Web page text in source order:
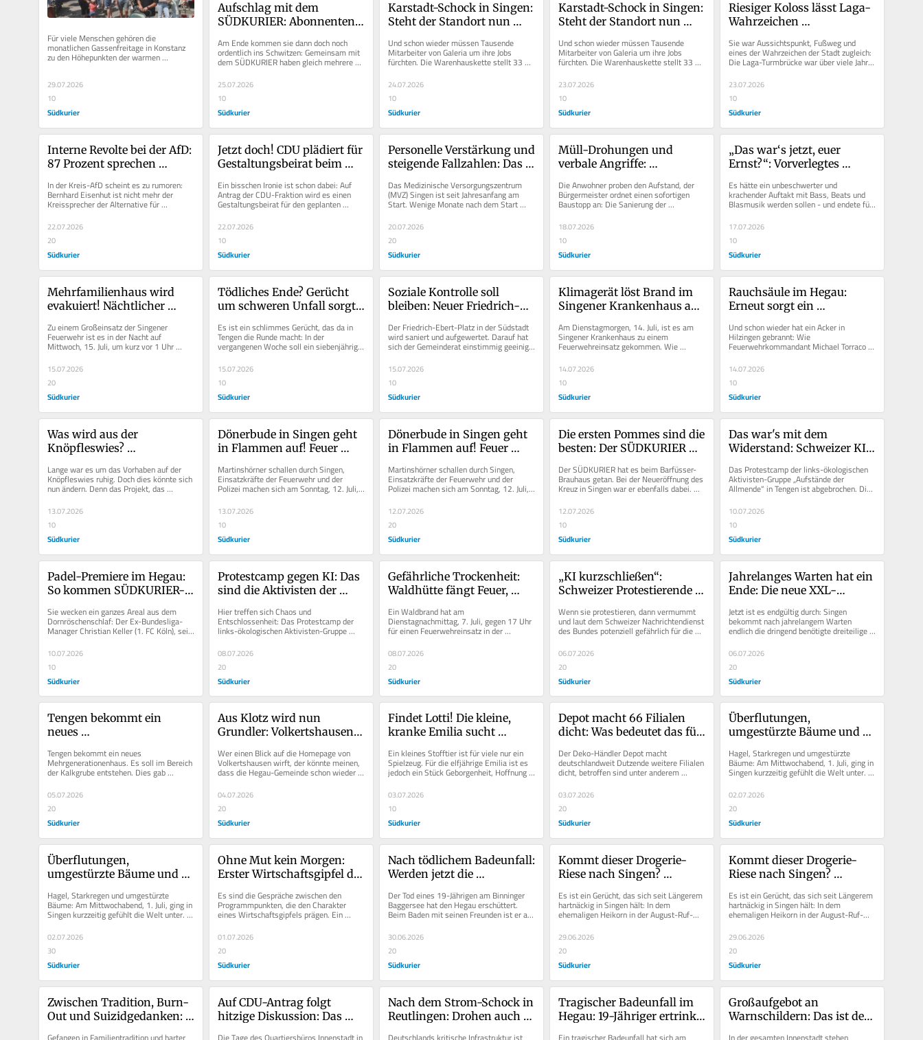
Für viele Menschen gehören die
monatlichen Gassenfreitage in Konstanz
zu den Höhepunkten der warmen
Jahreszeit. Für ein paar wenige
29.07.2026
10
Südkurier
Aufschlag mit dem
SÜDKURIER: Abonnenten
in die erste Padel-Anlage
im Hegau
Am Ende kommen sie dann doch noch
ordentlich ins Schwitzen: Gemeinsam mit
dem SÜDKURIER haben gleich mehrere
Abonnenten im Rahmen der Aktion „Der...
25.07.2026
10
Südkurier
Karstadt-Schock in Singen:
Steht der Standort nun
Und schon wieder müssen Tausende
Mitarbeiter von Galeria um ihre Jobs
fürchten. Die Warenhauskette stellt 33
24.07.2026
10
Südkurier
Karstadt-Schock in Singen:
Steht der Standort nun
Und schon wieder müssen Tausende
Mitarbeiter von Galeria um ihre Jobs
fürchten. Die Warenhauskette stellt 33
23.07.2026
10
Südkurier
Riesiger Koloss lässt Laga-
Wahrzeichen
Turmbrücke ist nun
Geschichte
Sie war Aussichtspunkt, Fußweg und
eines der Wahrzeichen der Stadt zugleich:
Die Laga-Turmbrücke war über viele Jahre
hinweg eine markante...
23.07.2026
10
Südkurier
Interne Revolte bei der AfD:
87 Prozent sprechen
Misstrauen aus
In der Kreis-AfD scheint es zu rumoren:
Bernhard Eisenhut ist nicht mehr der
Kreissprecher der Alternative für
Deutschland. Auf einem Kreisparteitag...
22.07.2026
20
Südkurier
Jetzt doch! CDU plädiert für
Gestaltungsbeirat beim
Klinikprojekt
Ein bisschen Ironie ist schon dabei: Auf
Antrag der CDU-Fraktion wird es einen
Gestaltungsbeirat für den geplanten
Neubau des Krankenhauses in Singen...
22.07.2026
10
Südkurier
Personelle Verstärkung und
steigende Fallzahlen: Das
Halbjahres-Erfolg
Das Medizinische Versorgungszentrum
(MVZ) Singen ist seit Jahresanfang am
Start. Wenige Monate nach dem Start
ziehen die Verantwortlichen eine...
20.07.2026
20
Südkurier
Müll-Drohungen und
verbale Angriffe:
Baumaßnahmen im Hegau
Die Anwohner proben den Aufstand, der
Bürgermeister ordnet einen sofortigen
Baustopp an: Die Sanierung der
Körbelstraße in Büßlingen, also der...
18.07.2026
10
Südkurier
„Das war‘s jetzt, euer
Ernst?“: Vorverlegtes
Frust bei Besuchern
Es hätte ein unbeschwerter und
krachender Auftakt mit Bass, Beats und
Blasmusik werden sollen - und endete für
17.07.2026
10
Südkurier
Mehrfamilienhaus wird
evakuiert! Nächtlicher
200.000 Euro Schaden an
Zu einem Großeinsatz der Singener
Feuerwehr ist es in der Nacht auf
Mittwoch, 15. Juli, um kurz vor 1 Uhr
gekommen. Wie Feuerwehrkommandant
Mario...
15.07.2026
20
Südkurier
Tödliches Ende? Gerücht
um schweren Unfall sorgt
Es ist ein schlimmes Gerücht, das da in
Tengen die Runde macht: In der
vergangenen Woche soll ein siebenjähriger
Junge bei einem Verkehrsunfall sein...
15.07.2026
10
Südkurier
Soziale Kontrolle soll
bleiben: Neuer Friedrich-
eingezäunt werden
Der Friedrich-Ebert-Platz in der Südstadt
wird saniert und aufgewertet. Darauf hat
sich der Gemeinderat einstimmig geeinigt.
15.07.2026
10
Südkurier
Klimagerät löst Brand im
Singener Krankenhaus aus
in Fluren aus
Am Dienstagmorgen, 14. Juli, ist es am
Singener Krankenhaus zu einem
Feuerwehreinsatz gekommen. Wie
Feuerwehrkommandant Mario Dutzi
gegenüber dem...
14.07.2026
10
Südkurier
Rauchsäule im Hegau:
Erneut sorgt ein
Großeinsatz
Und schon wieder hat ein Acker in
Hilzingen gebrannt: Wie
Feuerwehrkommandant Michael Torraco
es nach der...
14.07.2026
10
Südkurier
Was wird aus der
Knöpfleswies?
Schwung in das Projekt
bringen
Lange war es um das Vorhaben auf der
Knöpfleswies ruhig. Doch dies könnte sich
nun ändern. Denn das Projekt, das
aufgrund der angespannten...
13.07.2026
10
Südkurier
Dönerbude in Singen geht
in Flammen auf! Feuer
Dachstuhl
Martinshörner schallen durch Singen,
Einsatzkräfte der Feuerwehr und der
Polizei machen sich am Sonntag, 12. Juli,
auf den Weg ins Industriegebiet....
13.07.2026
10
Südkurier
Dönerbude in Singen geht
in Flammen auf! Feuer
Dachstuhl
Martinshörner schallen durch Singen,
Einsatzkräfte der Feuerwehr und der
Polizei machen sich am Sonntag, 12. Juli,
auf den Weg ins Industriegebiet....
12.07.2026
20
Südkurier
Die ersten Pommes sind die
besten: Der SÜDKURIER
Einblick in neuen
McDonald‘s
Der SÜDKURIER hat es beim Barfüsser-
Brauhaus getan. Bei der Neueröffnung des
Kreuz in Singen war er ebenfalls dabei.
Und jetzt ist der neue...
12.07.2026
10
Südkurier
Das war's mit dem
Widerstand: Schweizer KI-
wieder abgezogen
Das Protestcamp der links-ökologischen
Aktivisten-Gruppe „Aufstände der
Allmende“ in Tengen ist abgebrochen. Die
Schweizer Aktivisten, die sich...
10.07.2026
10
Südkurier
Padel-Premiere im Hegau:
So kommen SÜDKURIER-
einem Probetraining
Sie wecken ein ganzes Areal aus dem
Dornröschenschlaf: Der Ex-Bundesliga-
Manager Christian Keller (1. FC Köln), sein
Bruder Andreas Keller und...
10.07.2026
10
Südkurier
Protestcamp gegen KI: Das
sind die Aktivisten der
Hier treffen sich Chaos und
Entschlossenheit: Das Protestcamp der
links-ökologischen Aktivisten-Gruppe
„Aufstände der Allmende“ ist nicht leicht...
08.07.2026
20
Südkurier
Gefährliche Trockenheit:
Waldhütte fängt Feuer,
rasant aus
Ein Waldbrand hat am
Dienstagnachmittag, 7. Juli, gegen 17 Uhr
für einen Feuerwehreinsatz in der
haben ein...
08.07.2026
20
Südkurier
„KI kurzschließen“:
Schweizer Protestierende
Datenzentrum - und
flüchten nach Tengen
Wenn sie protestieren, dann vermummt
und laut dem Schweizer Nachrichtendienst
des Bundes potenziell gefährlich für die
technische Infrastruktur und...
06.07.2026
20
Südkurier
Jahrelanges Warten hat ein
Ende: Die neue XXL-
Jetzt ist es endgültig durch: Singen
bekommt nach jahrelangem Warten
endlich die dringend benötigte dreiteilige
Sporthalle. Nach dem Verwaltungs-...
06.07.2026
20
Südkurier
Tengen bekommt ein
neues
Was geplant ist und wo es
hinkommen soll
Tengen bekommt ein neues
Mehrgenerationenhaus. Es soll im Bereich
der Kalkgrube entstehen. Dies gab
Bürgermeister Selcuk Gök in der
jüngsten...
05.07.2026
20
Südkurier
Aus Klotz wird nun
Grundler: Volkertshausener
geheiratet
Wer einen Blick auf die Homepage von
Volkertshausen wirft, der könnte meinen,
dass die Hegau-Gemeinde schon wieder
eine neue Bürgermeisterin hat....
04.07.2026
20
Südkurier
Findet Lotti! Die kleine,
kranke Emilia sucht
Beschützer-Bärin
Ein kleines Stofftier ist für viele nur ein
Spielzeug. Für die elfjährige Emilia ist es
jedoch ein Stück Geborgenheit, Hoffnung
und Mut. Seit...
03.07.2026
10
Südkurier
Depot macht 66 Filialen
dicht: Was bedeutet das für
Der Deko-Händler Depot macht
deutschlandweit Dutzende weitere Filialen
dicht, betroffen sind unter anderem
Geschäfte in Berlin, Hamburg,...
03.07.2026
20
Südkurier
Überflutungen,
umgestürzte Bäume und
trifft die Singener Südstadt
Hagel, Starkregen und umgestürzte
Bäume: Am Mittwochabend, 1. Juli, ging in
Singen kurzzeitig gefühlt die Welt unter.
Ein heftiges, aber kurzes...
02.07.2026
20
Südkurier
Überflutungen,
umgestürzte Bäume und
trifft die Singener Südstadt
Hagel, Starkregen und umgestürzte
Bäume: Am Mittwochabend, 1. Juli, ging in
Singen kurzzeitig gefühlt die Welt unter.
Ein heftiges, aber kurzes...
02.07.2026
30
Südkurier
Ohne Mut kein Morgen:
Erster Wirtschaftsgipfel des
zusammen
Es sind die Gespräche zwischen den
Programmpunkten, die den Charakter
eines Wirtschaftsgipfels prägen. Ein
fester Händedruck hier, ein spontaner...
01.07.2026
20
Südkurier
Nach tödlichem Badeunfall:
Werden jetzt die
verschärft?
Der Tod eines 19-Jährigen am Binninger
Baggersee hat den Hegau erschüttert.
Beim Baden mit seinen Freunden ist er am
30.06.2026
20
Südkurier
Kommt dieser Drogerie-
Riese nach Singen?
ehemaligen Heikorn
sorgen für Wirbel
Es ist ein Gerücht, das sich seit Längerem
hartnäckig in Singen hält: In dem
ehemaligen Heikorn in der August-Ruf-
Straße 9 soll ein...
29.06.2026
20
Südkurier
Kommt dieser Drogerie-
Riese nach Singen?
ehemaligen Heikorn
sorgen für Wirbel
Es ist ein Gerücht, das sich seit Längerem
hartnäckig in Singen hält: In dem
ehemaligen Heikorn in der August-Ruf-
Straße 9 soll ein...
29.06.2026
20
Südkurier
Zwischen Tradition, Burn-
Out und Suizidgedanken:
Auf CDU-Antrag folgt
hitzige Diskussion: Das
Nach dem Strom-Schock in
Reutlingen: Drohen auch
Tragischer Badeunfall im
Hegau: 19-Jähriger ertrinkt
Großaufgebot an
Warnschildern: Das ist der